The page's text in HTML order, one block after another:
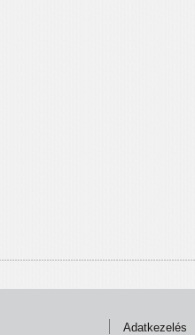
Adatkezelés